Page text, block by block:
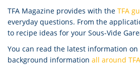
TFA Magazine provides with the TFA
everyday questions. From the
to recipe ideas for your Sous-Vide
You can read the latest information
background information all around TFA